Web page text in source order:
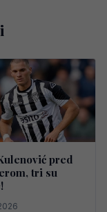
pred
tri su